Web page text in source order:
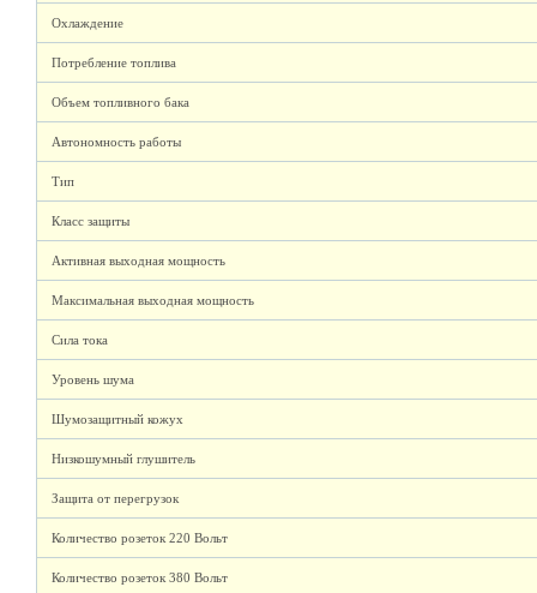
Охлаждение
Потребление топлива
Объем топливного бака
Автономность работы
Тип
Класс защиты
Активная выходная мощность
Максимальная выходная мощность
Сила тока
Уровень шума
Шумозащитный кожух
Низкошумный глушитель
Защита от перегрузок
Количество розеток 220 Вольт
Количество розеток 380 Вольт